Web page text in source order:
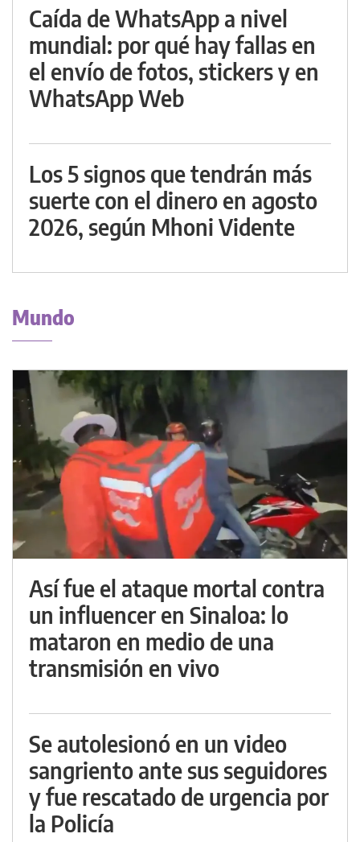
Caída de WhatsApp a nivel
mundial: por qué hay fallas en
el envío de fotos, stickers y en
WhatsApp Web
Los 5 signos que tendrán más
suerte con el dinero en agosto
2026, según Mhoni Vidente
Mundo
Así fue el ataque mortal contra
un influencer en Sinaloa: lo
mataron en medio de una
transmisión en vivo
Se autolesionó en un video
sangriento ante sus seguidores
y fue rescatado de urgencia por
la Policía